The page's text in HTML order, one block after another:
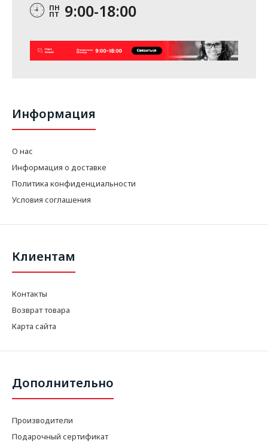
ПН
ПТ 9:00-18:00
Информация
О нас
Информация о доставке
Политика конфиденциальности
Условия соглашения
Клиентам
Контакты
Возврат товара
Карта сайта
Дополнительно
Производители
Подарочный сертификат